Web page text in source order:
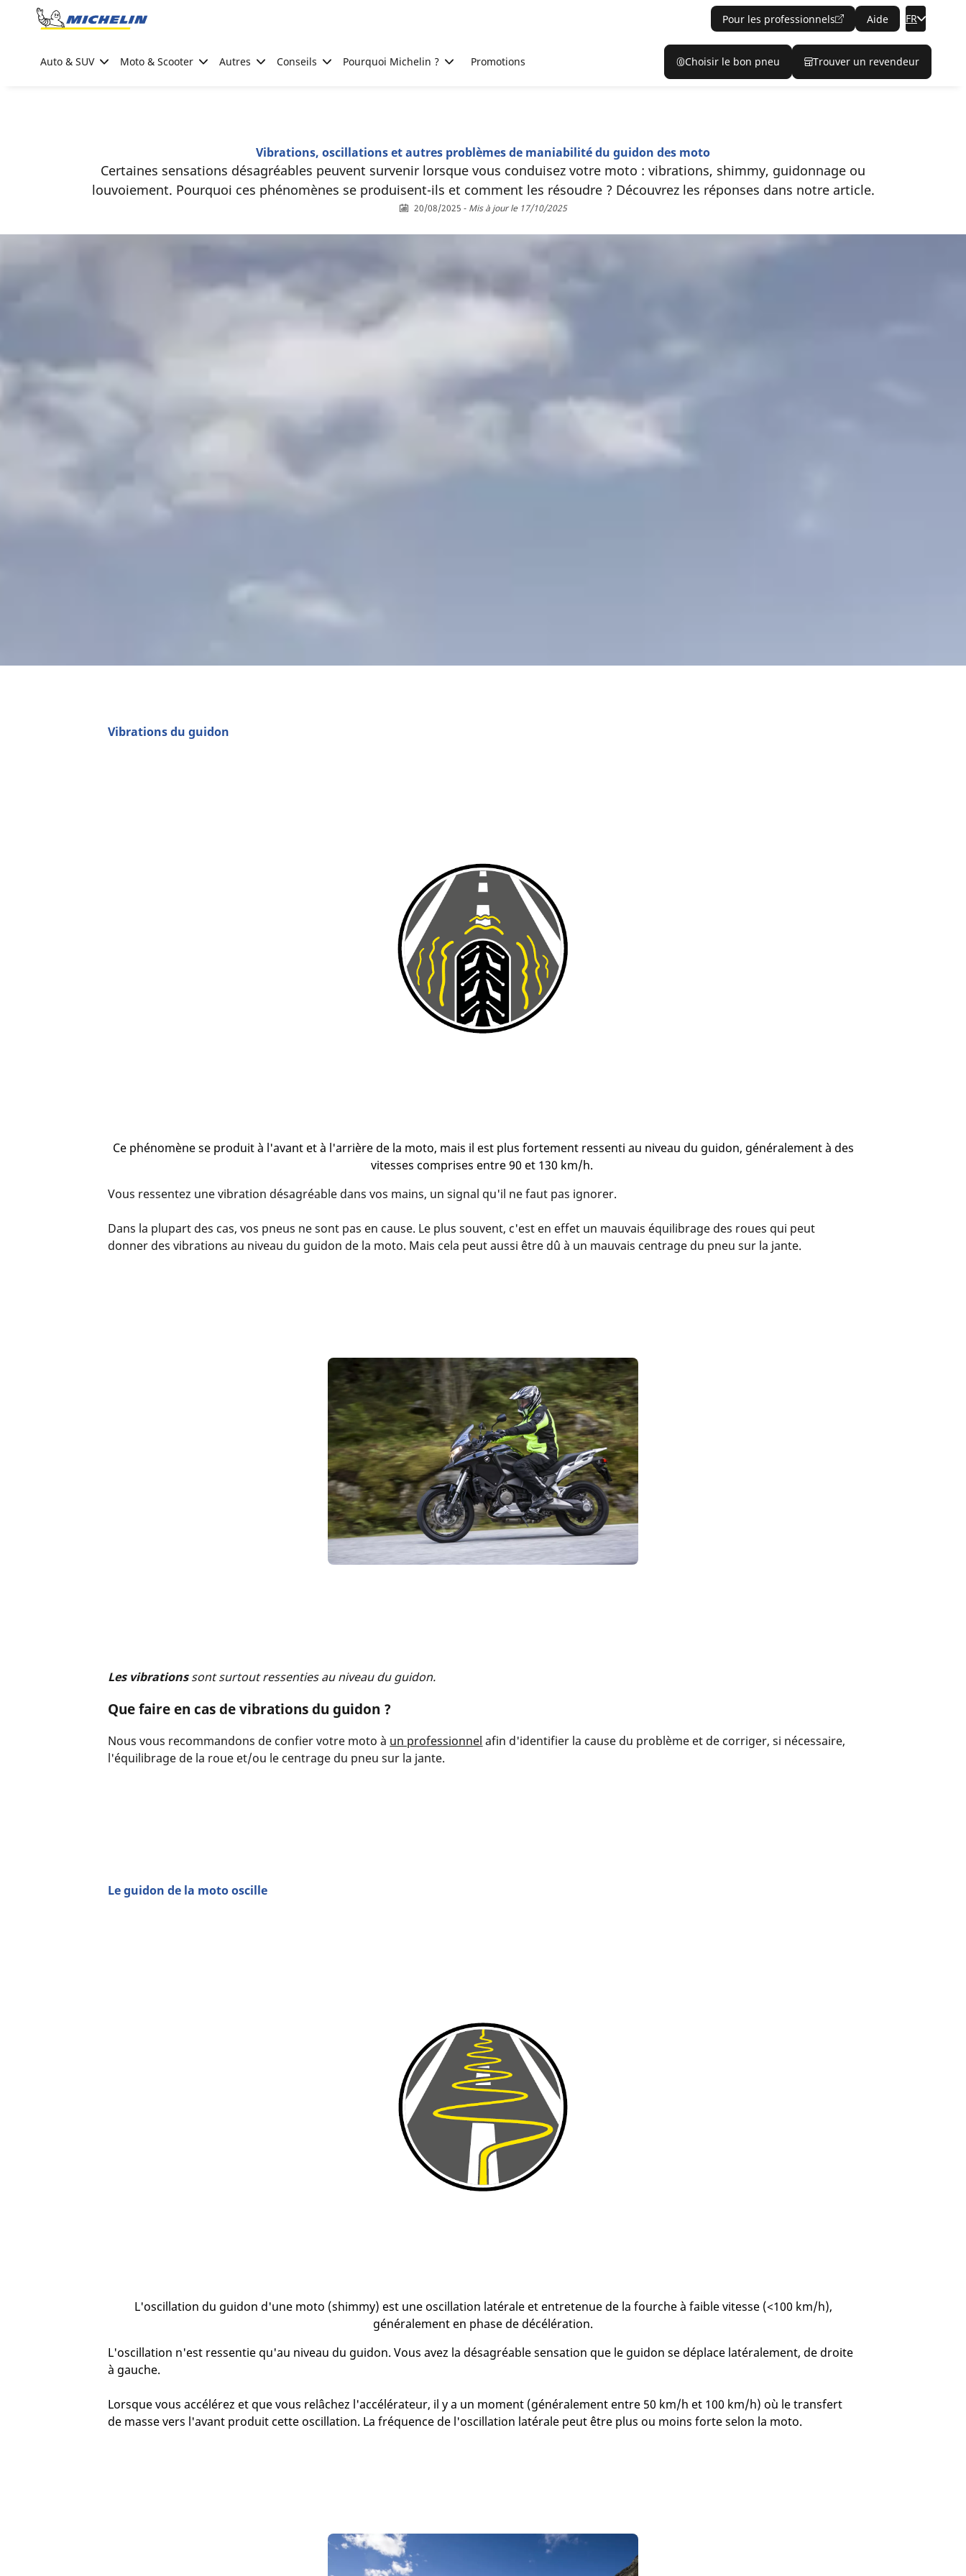
Go to page content
Pour les professionnels Aide FR
Auto & SUV Moto & Scooter Autres Conseils Pourquoi Michelin ? Promotions Choisir le bon pneu Trouver un revendeur
Vibrations, oscillations et autres problèmes de maniabilité du guidon des moto
Certaines sensations désagréables peuvent survenir lorsque vous conduisez votre moto : vibrations, shimmy, guidonnage ou
louvoiement. Pourquoi ces phénomènes se produisent-ils et comment les résoudre ? Découvrez les réponses dans notre article.
20/08/2025 - Mis à jour le 17/10/2025
Vibrations du guidon
Ce phénomène se produit à l'avant et à l'arrière de la moto, mais il est plus fortement ressenti au niveau du guidon, généralement à des
vitesses comprises entre 90 et 130 km/h.
Vous ressentez une vibration désagréable dans vos mains, un signal qu'il ne faut pas ignorer.
Dans la plupart des cas, vos pneus ne sont pas en cause. Le plus souvent, c'est en effet un mauvais équilibrage des roues qui peut
donner des vibrations au niveau du guidon de la moto. Mais cela peut aussi être dû à un mauvais centrage du pneu sur la jante.
Les vibrationssont surtout ressenties au niveau du guidon.
Que faire en cas de vibrations du guidon ?
Nous vous recommandons de confier votre moto à un professionnel afin d'identifier la cause du problème et de corriger, si nécessaire,
l'équilibrage de la roue et/ou le centrage du pneu sur la jante.
Le guidon de la moto oscille
L'oscillation du guidon d'une moto (shimmy) est une oscillation latérale et entretenue de la fourche à faible vitesse (<100 km/h),
généralement en phase de décélération.
L'oscillation n'est ressentie qu'au niveau du guidon. Vous avez la désagréable sensation que le guidon se déplace latéralement, de droite
à gauche.
Lorsque vous accélérez et que vous relâchez l'accélérateur, il y a un moment (généralement entre 50 km/h et 100 km/h) où le transfert
de masse vers l'avant produit cette oscillation. La fréquence de l'oscillation latérale peut être plus ou moins forte selon la moto.